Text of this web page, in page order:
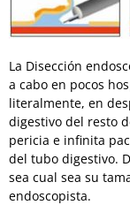
La Disección
a cabo en pocos
literalmente, en
digestivo del resto
pericia e infinita
del tubo digestivo.
sea cual sea su
endoscopista.